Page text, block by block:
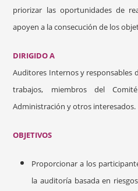
priorizar las oportunidades de
apoyen a la consecución de los
DIRIGIDO A
Auditores Internos y responsables
trabajos, miembros del
Administración y otros interesados.
OBJETIVOS
Proporcionar a los
la auditoría basada en